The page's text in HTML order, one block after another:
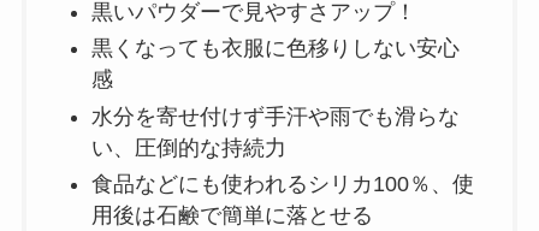
黒いパウダーで見やすさアップ！
黒くなっても衣服に色移りしない安心
感
水分を寄せ付けず手汗や雨でも滑らな
い、圧倒的な持続力
食品などにも使われるシリカ100％、使
用後は石鹸で簡単に落とせる